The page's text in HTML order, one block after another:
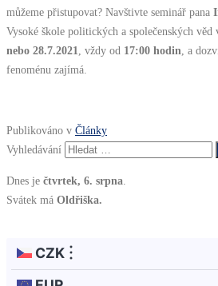
můžeme přistupovat? Navštivte seminář pana
Vysoké škole politických a společenských věd
nebo 28.7.2021
, vždy od 17:00 hodin , a
fenoménu zajímá.
Publikováno v Články
Vyhledávání
Dnes je čtvrtek, 6. srpna
Svátek má Oldřiška.